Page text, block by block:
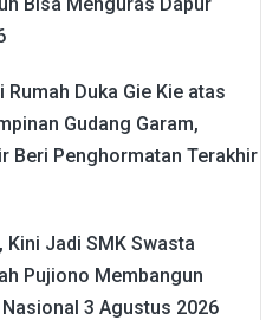
Duka Gie Kie atas
Gudang Garam,
Beri Penghormatan Terakhir
Kini Jadi SMK Swasta
Pujiono Membangun
3 Agustus 2026